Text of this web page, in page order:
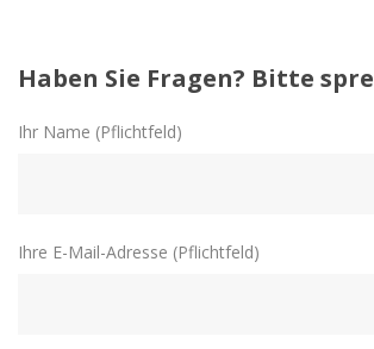
Haben Sie Fragen? Bitte
Ihr Name (Pflichtfeld)
Ihre E-Mail-Adresse (Pflichtfeld)